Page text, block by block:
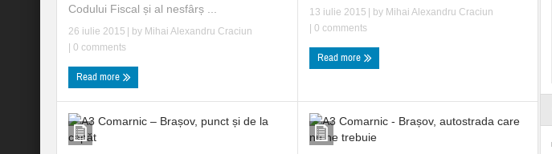
Codului Fiscal și al nesfârș ...
26 iulie 2015 | by Mihai Alexandru Craciun
0 comments
Read more
13 iulie 2015 | by Mihai Alexandru Craciun
0 comments
Read more